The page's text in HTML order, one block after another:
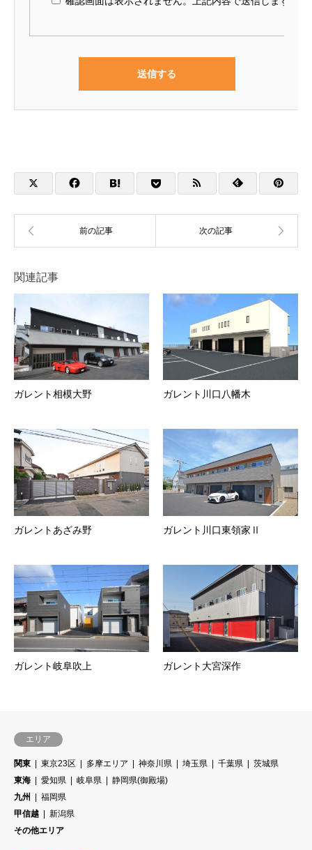
関連記事
ガレント相模大野 ガレント川口八幡木
ガレントあざみ野 ガレント川口東領家Ⅱ
ガレント岐阜吹上 ガレント大宮深作
エリア
関東 東京23区 多摩エリア 神奈川県 埼玉県 千葉県
茨城県
東海
愛知県 岐阜県
静岡県(御殿場)
九州
福岡県
甲信越
新潟県
その他エリア